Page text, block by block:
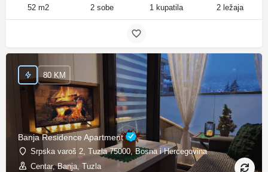
52 m2 2 sobe 1 kupatila 2 ležaja
Banja Residence Apartment
Srpska varoš 2, Tuzla 75000, Bosna i Hercegovina
Centar, Banja, Tuzla
80 KM